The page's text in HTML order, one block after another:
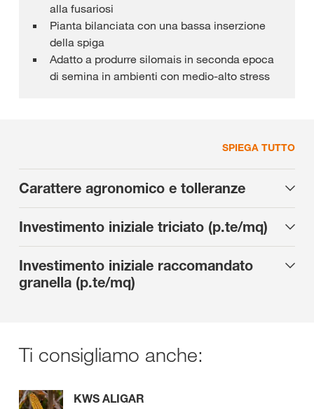
alla fusariosi
Pianta bilanciata con una bassa inserzione
della spiga
Adatto a produrre silomais in seconda epoca
di semina in ambienti con medio-alto stress
SPIEGA TUTTO
Carattere agronomico e tolleranze
Investimento iniziale triciato (p.te/mq)
Investimento iniziale raccomandato
granella (p.te/mq)
Ti consigliamo anche:
KWS ALIGAR